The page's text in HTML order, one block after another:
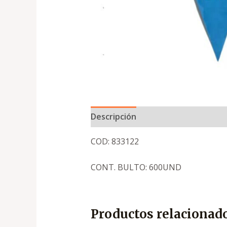
Descripción
COD: 833122
CONT. BULTO: 600UND
Productos